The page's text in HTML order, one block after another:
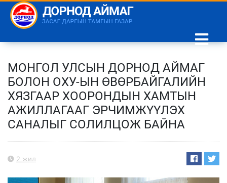
МОНГОЛ УЛСЫН ДОРНОД АЙМАГ
БОЛОН ОХУ-ЫН ӨВӨРБАЙГАЛИЙН
ХЯЗГААР ХООРОНДЫН ХАМТЫН
АЖИЛЛАГААГ ЭРЧИМЖҮҮЛЭХ
САНАЛЫГ СОЛИЛЦОЖ БАЙНА
2 жил